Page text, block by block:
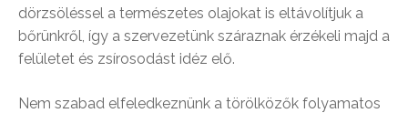
dörzsöléssel a természetes olajokat is eltávolítjuk a
bőrünkről, így a szervezetünk száraznak érzékeli majd a
felületet és zsírosodást idéz elő.
Nem szabad elfeledkeznünk a törölközők folyamatos